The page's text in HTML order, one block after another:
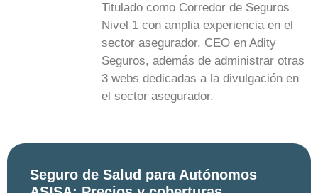
Titulado como Corredor de Seguros
Nivel 1 con amplia experiencia en el
sector asegurador. CEO en Adity
Seguros, además de administrar otras
3 webs dedicadas a la divulgación en
el sector asegurador.
Seguro de Salud para Autónomos